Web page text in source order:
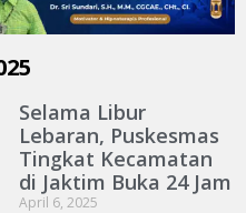
Selama Libur
Lebaran, Puskesmas
Tingkat Kecamatan
di Jaktim Buka 24 Jam
April 6, 2025